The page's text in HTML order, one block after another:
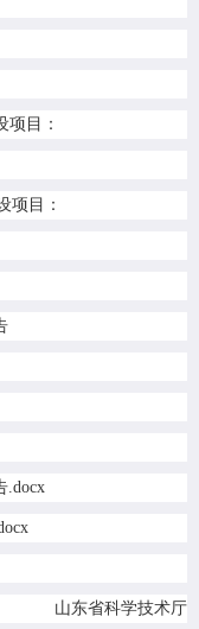
项目：
项目：
.docx
山东省科学技术厅